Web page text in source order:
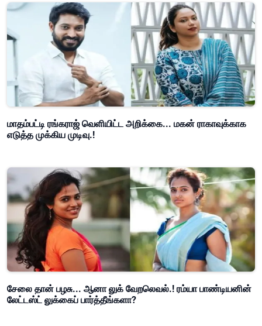
மாதம்பட்டி ரங்கராஜ் வெளியிட்ட அறிக்கை... மகன் ராகாவுக்காக
எடுத்த முக்கிய முடிவு.!
சேலை தான் பழசு... ஆனா லுக் வேறலெவல்.! ரம்யா பாண்டியனின்
லேட்டஸ்ட் லுக்கைப் பார்த்தீங்களா?